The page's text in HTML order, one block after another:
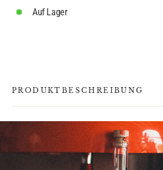
Auf Lager
PRODUKTBESCHREIBUNG